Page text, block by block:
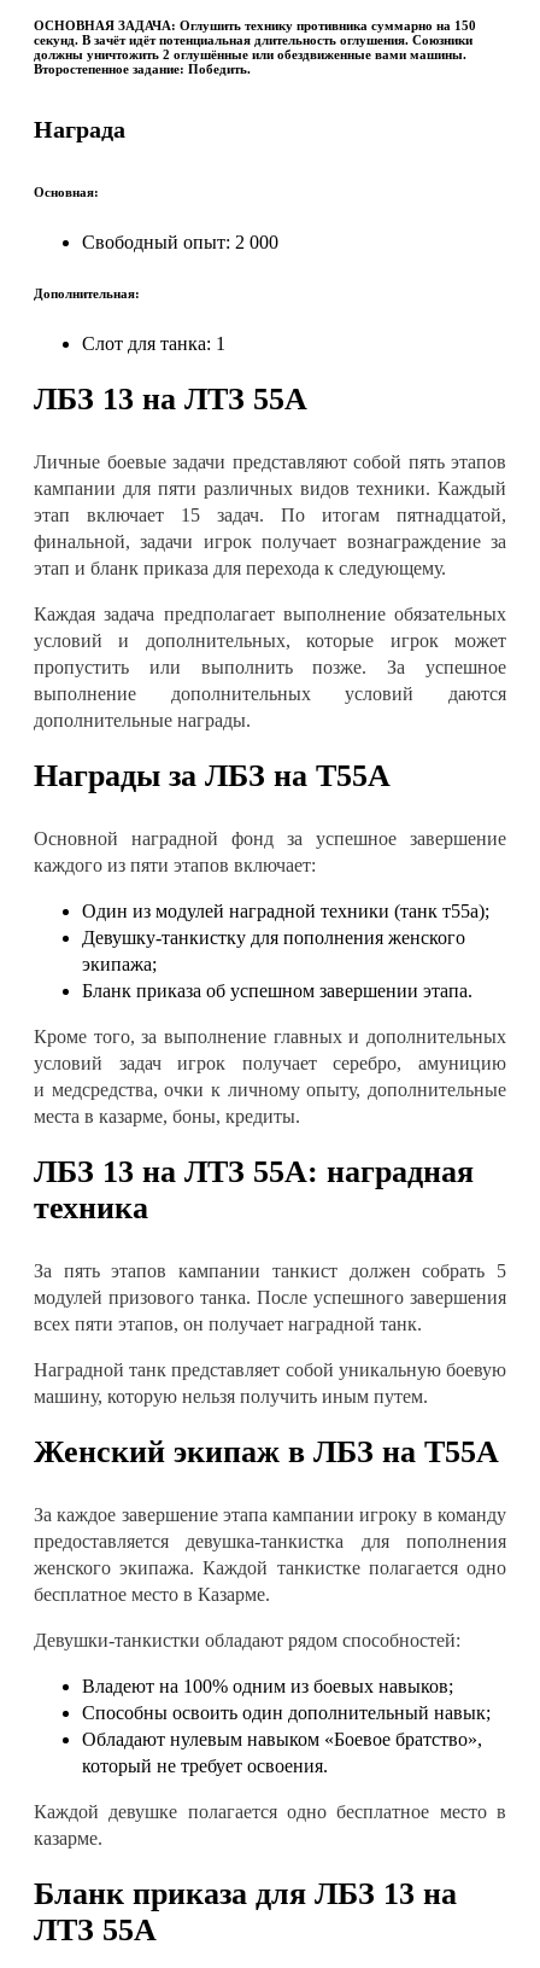
ОСНОВНАЯ ЗАДАЧА: Оглушить технику противника суммарно на 150
секунд. В зачёт идёт потенциальная длительность оглушения. Союзники
должны уничтожить 2 оглушённые или обездвиженные вами машины.
Второстепенное задание: Победить.
Награда
Основная:
Свободный опыт: 2 000
Дополнительная:
Слот для танка: 1
ЛБЗ 13 на ЛTЗ 55А
Личные боевые задачи представляют собой пять этапов
кампании для пяти различных видов техники. Каждый
этап включает 15 задач. По итогам пятнадцатой,
финальной, задачи игрок получает вознаграждение за
этап и бланк приказа для перехода к следующему.
Каждая задача предполагает выполнение обязательных
условий и дополнительных, которые игрок может
пропустить или выполнить позже. За успешное
выполнение дополнительных условий даются
дополнительные награды.
Награды за ЛБЗ на Т55А
Основной наградной фонд за успешное завершение
каждого из пяти этапов включает:
Один из модулей наградной техники (танк т55а);
Девушку-танкистку для пополнения женского
экипажа;
Бланк приказа об успешном завершении этапа.
Кроме того, за выполнение главных и дополнительных
условий задач игрок получает серебро, амуницию
и медсредства, очки к личному опыту, дополнительные
места в казарме, боны, кредиты.
ЛБЗ 13 на ЛТЗ 55А: наградная
техника
За пять этапов кампании танкист должен собрать 5
модулей призового танка. После успешного завершения
всех пяти этапов, он получает наградной танк.
Наградной танк представляет собой уникальную боевую
машину, которую нельзя получить иным путем.
Женский экипаж в ЛБЗ на Т55А
За каждое завершение этапа кампании игроку в команду
предоставляется девушка-танкистка для пополнения
женского экипажа. Каждой танкистке полагается одно
бесплатное место в Казарме.
Девушки-танкистки обладают рядом способностей:
Владеют на 100% одним из боевых навыков;
Способны освоить один дополнительный навык;
Обладают нулевым навыком «Боевое братство»,
который не требует освоения.
Каждой девушке полагается одно бесплатное место в
казарме.
Бланк приказа для ЛБЗ 13 на
ЛТЗ 55А